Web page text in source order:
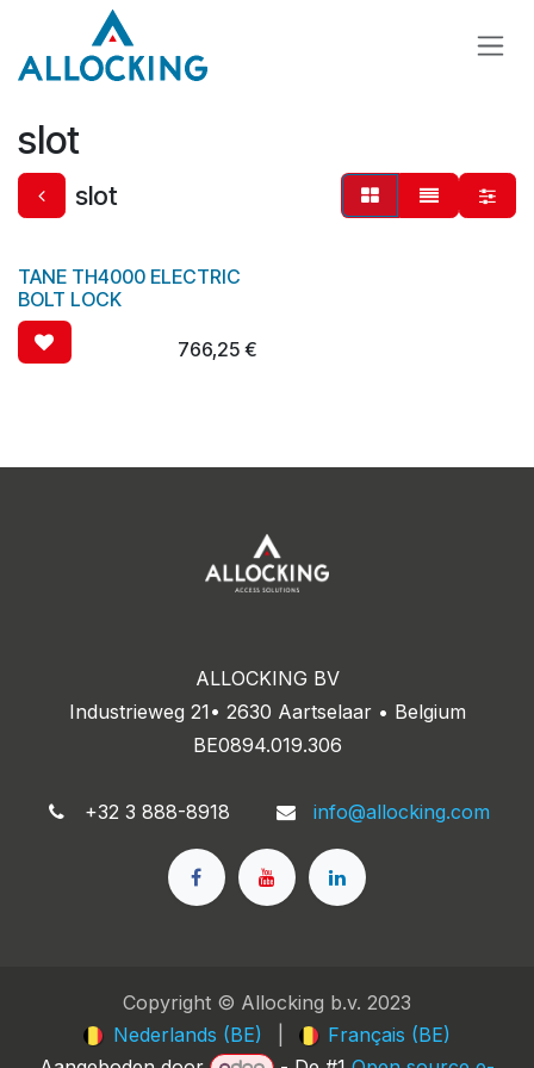
Overslaan naar inhoud
slot
slot
TANE TH4000 ELECTRIC
BOLT LOCK
766,25€
ALLOCKING BV
Industrieweg 21• 2630 Aartselaar • Belgium
BE0894.019.306
+32 3 888-8918 info@allocking.com
Copyright © Allocking b.v. 2023
Nederlands (BE)
Français (BE)